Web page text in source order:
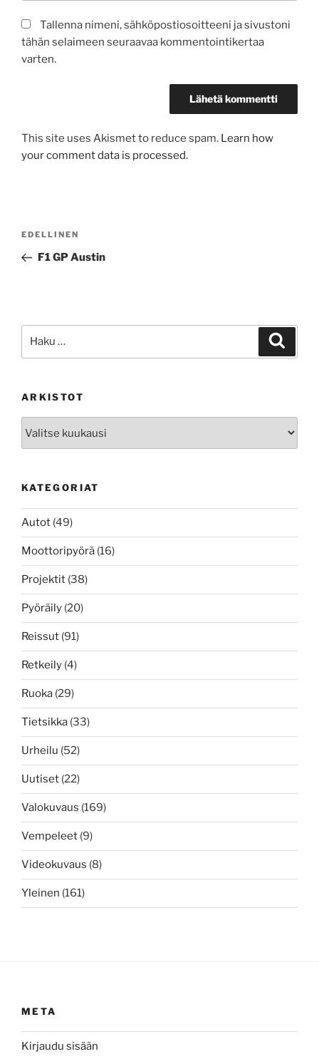
Tallenna nimeni, sähköpostiosoitteeni ja sivustoni
tähän selaimeen seuraavaa kommentointikertaa
varten.
This site uses Akismet to reduce spam. Learn how
your comment data is processed.
Edellinen
artikkeli
EDELLINEN
F1 GP Austin
ARKISTOT
KATEGORIAT
Autot (49)
Moottoripyörä (16)
Projektit (38)
Pyöräily (20)
Reissut (91)
Retkeily (4)
Ruoka (29)
Tietsikka (33)
Urheilu (52)
Uutiset (22)
Valokuvaus (169)
Vempeleet (9)
Videokuvaus (8)
Yleinen (161)
META
Kirjaudu sisään